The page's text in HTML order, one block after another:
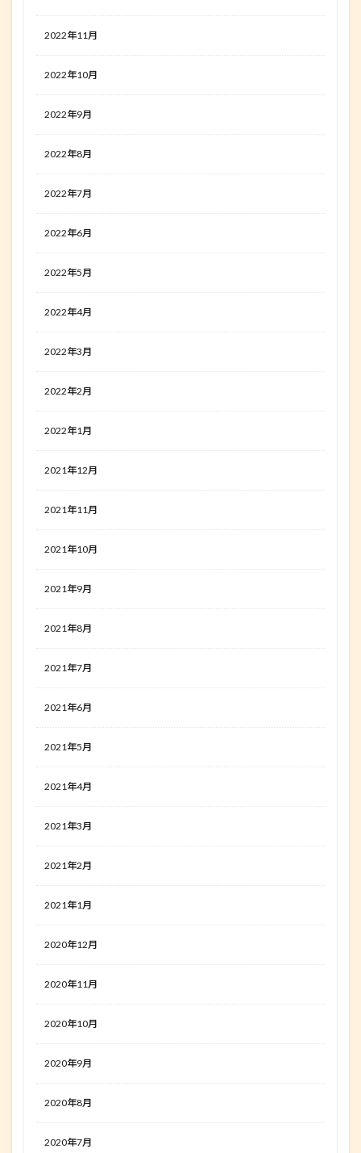
2022年11月
2022年10月
2022年9月
2022年8月
2022年7月
2022年6月
2022年5月
2022年4月
2022年3月
2022年2月
2022年1月
2021年12月
2021年11月
2021年10月
2021年9月
2021年8月
2021年7月
2021年6月
2021年5月
2021年4月
2021年3月
2021年2月
2021年1月
2020年12月
2020年11月
2020年10月
2020年9月
2020年8月
2020年7月